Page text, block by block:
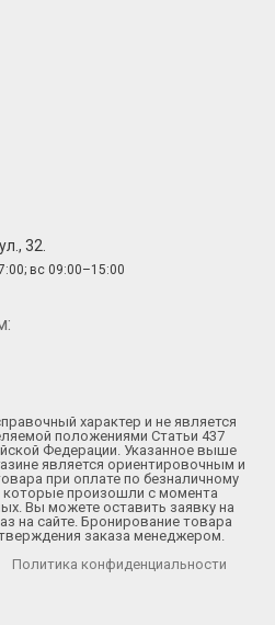
32.
вс 09:00–15:00
характер и не является
положениями Статьи 437
Федерации. Указанное выше
является ориентировочным и
при оплате по безналичному
которые произошли с момента
Вы можете оставить заявку на
на сайте. Бронирование товара
заказа менеджером.
Политика конфиденциальности